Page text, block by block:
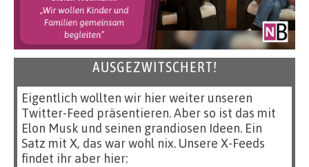
AUSGEZWITSCHERT!
Eigentlich wollten wir hier weiter unseren
Twitter-Feed präsentieren. Aber so ist das mit
Elon Musk und seinen grandiosen Ideen. Ein
Satz mit X, das war wohl nix. Unsere X-Feeds
findet ihr aber hier: